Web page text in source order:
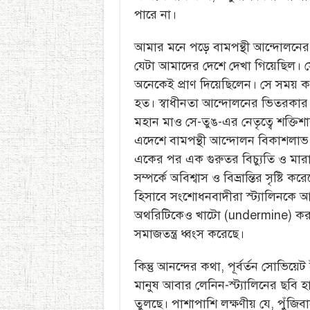
পারে না।
আমার মনে পড়ে বামপন্থী
যেটা আমাদের দেশে দেখা
অনেকেই প্রাণ দিয়েছিলেন। সে সময়
হত। স্বাধীনতা আন্দোলনের ভিতরকার
মহান মাও সে-তুঙ-এর নেতৃত্বে
এদেশে বামপন্থী আন্দোলন
একের পর এক গুরুতর বিচ্যুতি ও
সম্পর্কে অবিশ্বাস ও বিভ্রান্তির সৃষ্টি
হিসাবে সংশোধনবাদীরা
অথরিটিকেও খাটো (undermine)
সমাজতন্ত্র ধ্বংস করেছে।
কিন্তু আনন্দের কথা, পূর্বর্তন
মানুষ আবার লেনিন-স্ট্যালিনের ছবি
তুলছে। পাশাপাশি লক্ষণীয় যে,